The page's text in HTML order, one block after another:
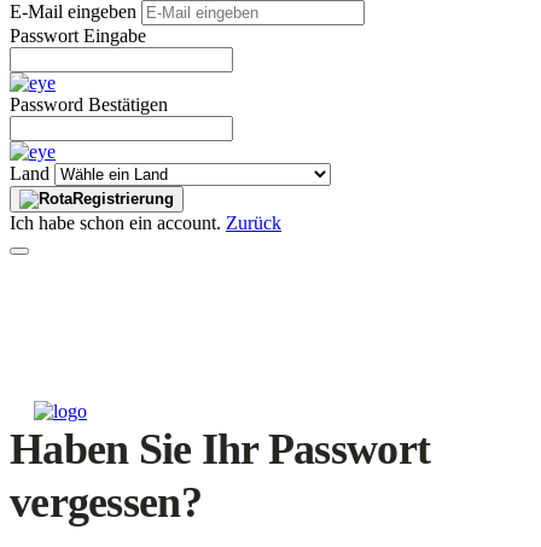
E-Mail eingeben
Passwort Eingabe
Password Bestätigen
Land
Registrierung
Ich habe schon ein account. Zurück
Haben Sie Ihr Passwort
vergessen?